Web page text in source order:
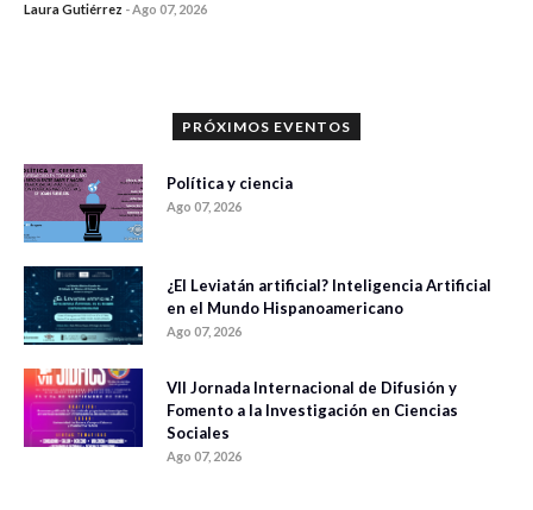
Laura Gutiérrez -Ago 07, 2026
PRÓXIMOS EVENTOS
Política y ciencia
Ago 07, 2026
¿El Leviatán artificial? Inteligencia Artificial
en el Mundo Hispanoamericano
Ago 07, 2026
VII Jornada Internacional de Difusión y
Fomento a la Investigación en Ciencias
Sociales
Ago 07, 2026